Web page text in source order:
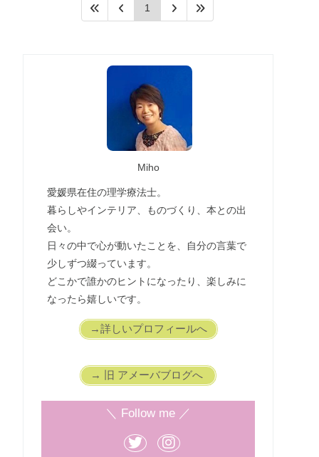
1
Miho
愛媛県在住の理学療法士。
暮らしやインテリア、ものづくり、本との出
会い。
日々の中で心が動いたことを、自分の言葉で
少しずつ綴っています。
どこかで誰かのヒントになったり、楽しみに
なったら嬉しいです。
→詳しいプロフィールへ
→ 旧 アメーバブログへ
＼ Follow me ／